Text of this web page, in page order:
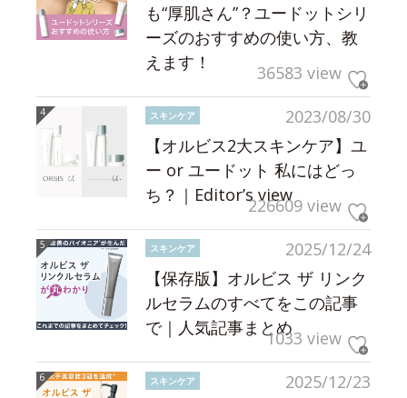
も“厚肌さん”？ユードットシリ
ーズのおすすめの使い方、教
えます！
36583 view
2023/08/30
スキンケア
【オルビス2大スキンケア】ユ
ー or ユードット 私にはどっ
ち？｜Editor’s view226609 view
2025/12/24
スキンケア
【保存版】オルビス ザ リンク
ルセラムのすべてをこの記事
で｜人気記事まとめ1033 view
2025/12/23
スキンケア